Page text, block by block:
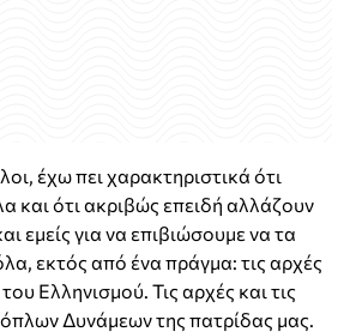
έχω πει χαρακτηριστικά ότι
και ότι ακριβώς επειδή αλλάζουν
εμείς για να επιβιώσουμε να τα
εκτός από ένα πράγμα: τις αρχές
του Ελληνισμού. Τις αρχές και τις
Δυνάμεων της πατρίδας μας.